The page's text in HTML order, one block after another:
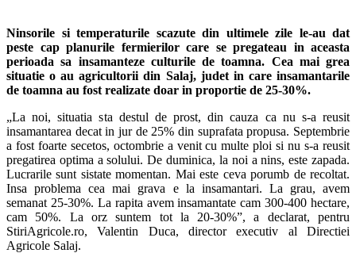
Ninsorile si temperaturile scazute din ultimele zile le-au dat
peste cap planurile fermierilor care se pregateau in aceasta
perioada sa insamanteze culturile de toamna. Cea mai grea
situatie o au agricultorii din Salaj, judet in care insamantarile
de toamna au fost realizate doar in proportie de 25-30%.
„La noi, situatia sta destul de prost, din cauza ca nu s-a reusit
insamantarea decat in jur de 25% din suprafata propusa. Septembrie
a fost foarte secetos, octombrie a venit cu multe ploi si nu s-a reusit
pregatirea optima a solului. De duminica, la noi a nins, este zapada.
Lucrarile sunt sistate momentan. Mai este ceva porumb de recoltat.
Insa problema cea mai grava e la insamantari. La grau, avem
semanat 25-30%. La rapita avem insamantate cam 300-400 hectare,
cam 50%. La orz suntem tot la 20-30%”, a declarat, pentru
StiriAgricole.ro, Valentin Duca, director executiv al Directiei
Agricole Salaj.